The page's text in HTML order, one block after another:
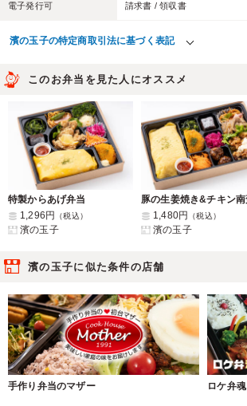
電子発行可 請求書 / 領収書
濱の玉子の特定商取引法に基づく表記
このお弁当を見た人にオススメ
特製からあげ弁当
1,296円
（税込）
濱の玉子
1,480円
（税込）
濱の玉子
濱の玉子に似た条件の店舗
手作り弁当のマザー ロケ弁魂